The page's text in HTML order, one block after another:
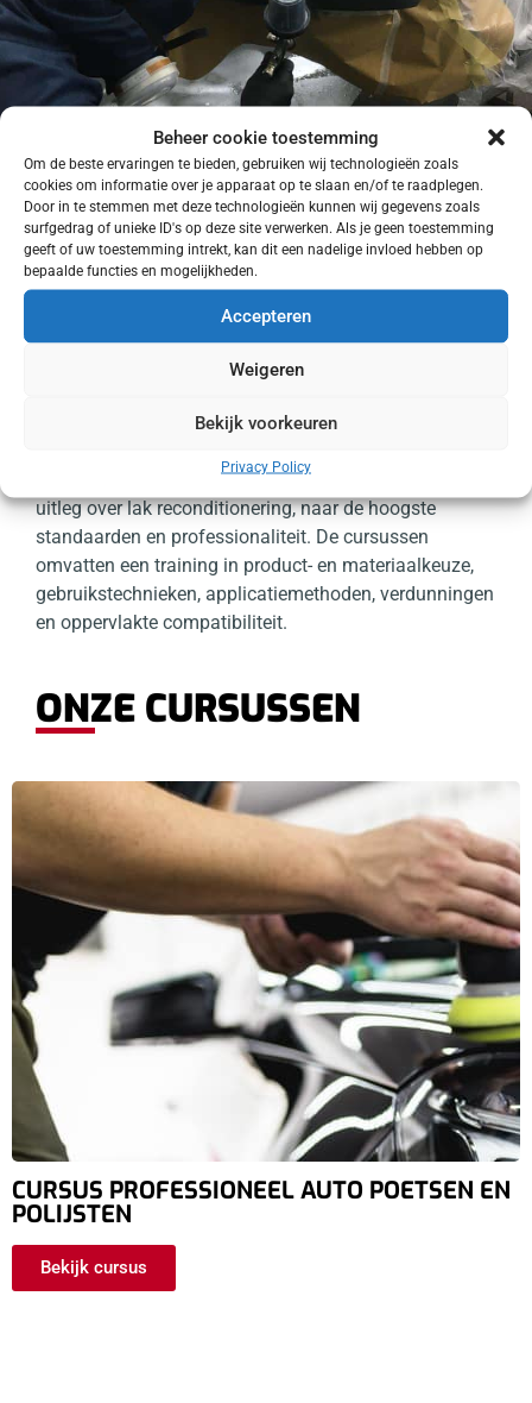
Beheer cookie toestemming
Om de beste ervaringen te bieden, gebruiken wij technologieën zoals
cookies om informatie over je apparaat op te slaan en/of te raadplegen.
Door in te stemmen met deze technologieën kunnen wij gegevens zoals
surfgedrag of unieke ID's op deze site verwerken. Als je geen toestemming
geeft of uw toestemming intrekt, kan dit een nadelige invloed hebben op
bepaalde functies en mogelijkheden.
Accepteren
Weigeren
Bekijk voorkeuren
Privacy Policy
CERTIFICATEN
Geleid door professionals met het volledige
assortiment producten, apparatuur, persoonlijke
beschermingsmiddelen (PPE) en expertise. Na
voltooiing krijgen de deelnemers een certificaat om het
individuele niveau van deskundigheid te bevestigen en
voertuig schoongemaakt kan worden en uitgebreide
uitleg over lak reconditionering, naar de hoogste
standaarden en professionaliteit. De cursussen
omvatten een training in product- en materiaalkeuze,
gebruikstechnieken, applicatiemethoden, verdunningen
en oppervlakte compatibiliteit.
ONZE CURSUSSEN
CURSUS PROFESSIONEEL AUTO POETSEN EN
POLIJSTEN
Bekijk cursus